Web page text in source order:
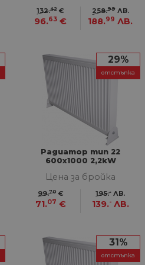
132.42 €
96.63 €
258.99 ЛВ.
188.99 ЛВ.
29%
отстъпка
Радиатор тип 22
600х1000 2,2kW
Цена за бройка
99.70 €
71.07 €
195.- ЛВ.
139.- ЛВ.
31%
отстъпка